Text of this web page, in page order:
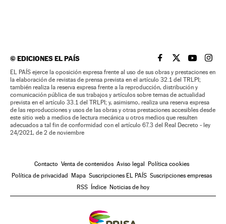
©EDICIONES EL PAÍS EL PAÍS BRASIL EN
EL PAÍSEL PAÍS
EL
EL PAÍS ejerce la oposición expresa frente al uso de sus obras y prestaciones en
la elaboración de revistas de prensa prevista en el artículo 32.1 del TRLPI;
también realiza la reserva expresa frente a la reproducción, distribución y
comunicación pública de sus trabajos y artículos sobre temas de actualidad
prevista en el artículo 33.1 del TRLPI; y, asimismo, realiza una reserva expresa
de las reproducciones y usos de las obras y otras prestaciones accesibles desde
este sitio web a medios de lectura mecánica u otros medios que resulten
adecuados a tal fin de conformidad con el artículo 67.3 del Real Decreto - ley
24/2021, de 2 de noviembre
Contacto Venta de contenidos Aviso legal Política cookies
Política de privacidad Mapa Suscripciones EL PAÍS Suscripciones empresas
RSS Índice Noticias de hoy